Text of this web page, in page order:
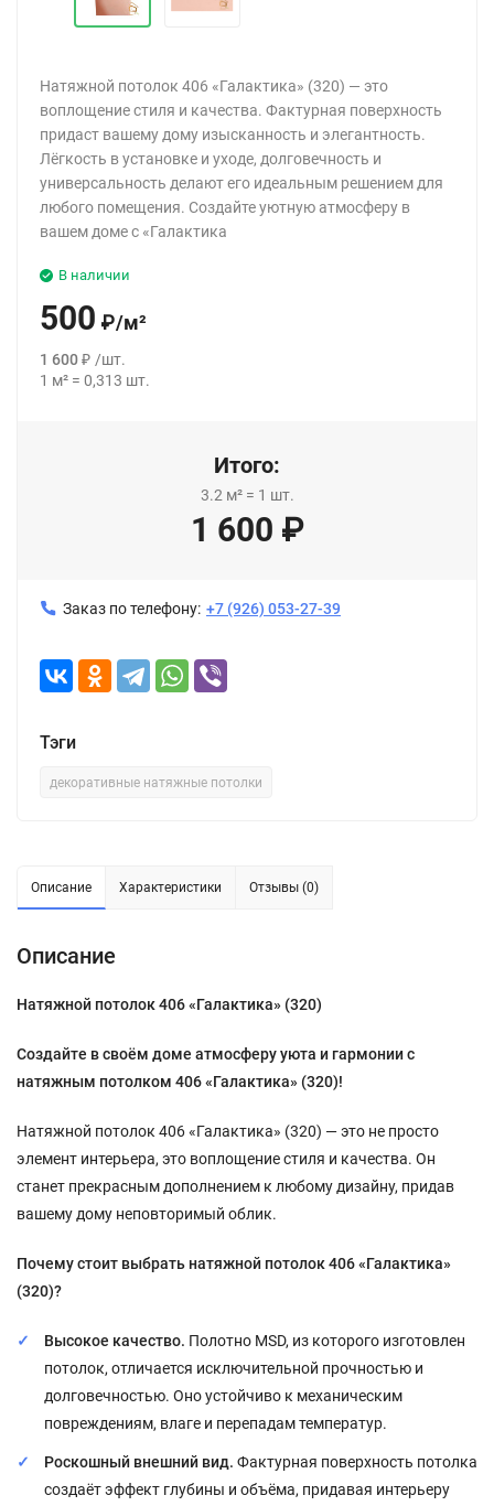
Натяжной потолок 406 «Галактика» (320) — это
воплощение стиля и качества. Фактурная поверхность
придаст вашему дому изысканность и элегантность.
Лёгкость в установке и уходе, долговечность и
универсальность делают его идеальным решением для
любого помещения. Создайте уютную атмосферу в
вашем доме с «Галактика
В наличии
500 ₽/м²
1 600₽ /шт.
1 м² = 0,313 шт.
Итого:
3.2 м²= 1 шт.
1 600 ₽
Заказ по телефону: +7 (926) 053-27-39
Тэги
декоративные натяжные потолки
Описание Характеристики Отзывы (0)
Описание
Натяжной потолок 406 «Галактика» (320)
Создайте в своём доме атмосферу уюта и гармонии с
натяжным потолком 406 «Галактика» (320)!
Натяжной потолок 406 «Галактика» (320) — это не просто
элемент интерьера, это воплощение стиля и качества. Он
станет прекрасным дополнением к любому дизайну, придав
вашему дому неповторимый облик.
Почему стоит выбрать натяжной потолок 406 «Галактика»
(320)?
Высокое качество. Полотно MSD, из которого изготовлен
потолок, отличается исключительной прочностью и
долговечностью. Оно устойчиво к механическим
повреждениям, влаге и перепадам температур.
Роскошный внешний вид. Фактурная поверхность потолка
создаёт эффект глубины и объёма, придавая интерьеру